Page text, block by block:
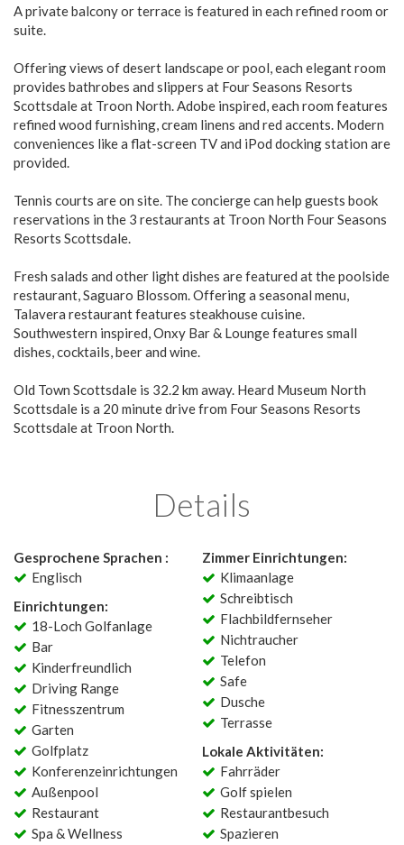
A private balcony or terrace is featured in each refined room or
suite.
Offering views of desert landscape or pool, each elegant room
provides bathrobes and slippers at Four Seasons Resorts
Scottsdale at Troon North. Adobe inspired, each room features
refined wood furnishing, cream linens and red accents. Modern
conveniences like a flat-screen TV and iPod docking station are
provided.
Tennis courts are on site. The concierge can help guests book
reservations in the 3 restaurants at Troon North Four Seasons
Resorts Scottsdale.
Fresh salads and other light dishes are featured at the poolside
restaurant, Saguaro Blossom. Offering a seasonal menu,
Talavera restaurant features steakhouse cuisine.
Southwestern inspired, Onxy Bar & Lounge features small
dishes, cocktails, beer and wine.
Old Town Scottsdale is 32.2 km away. Heard Museum North
Scottsdale is a 20 minute drive from Four Seasons Resorts
Scottsdale at Troon North.
Details
Gesprochene Sprachen :
Englisch
Einrichtungen:
18-Loch Golfanlage
Bar
Kinderfreundlich
Driving Range
Fitnesszentrum
Garten
Golfplatz
Konferenzeinrichtungen
Außenpool
Restaurant
Spa & Wellness
Zimmer Einrichtungen:
Klimaanlage
Schreibtisch
Flachbildfernseher
Nichtraucher
Telefon
Safe
Dusche
Terrasse
Lokale Aktivitäten:
Fahrräder
Golf spielen
Restaurantbesuch
Spazieren